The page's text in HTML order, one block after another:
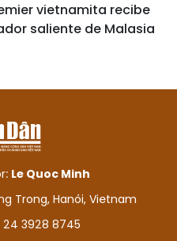
vietnamita recibe
saliente de Malasia
Le Quoc Minh
Trong, Hanói, Vietnam
3928 8745